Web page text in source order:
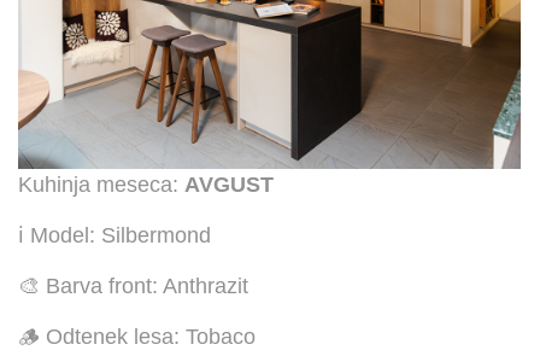
Kuhinja meseca: AVGUST
ℹ️ Model: Silbermond
🎨 Barva front: Anthrazit
🪵 Odtenek lesa: Tobaco